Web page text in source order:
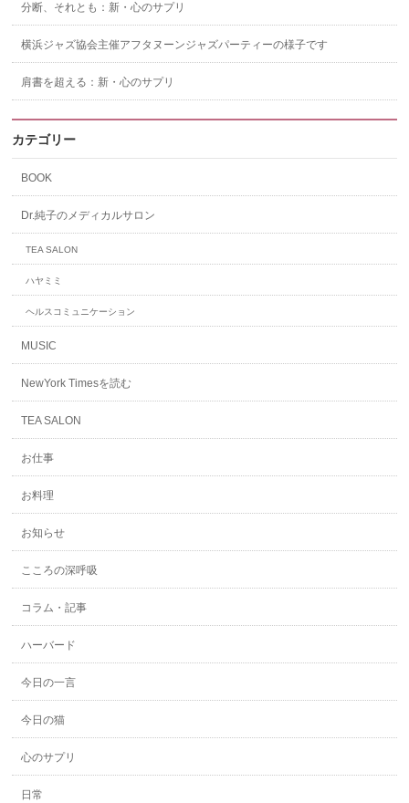
分断、それとも：新・心のサプリ
横浜ジャズ協会主催アフタヌーンジャズパーティーの様子です
肩書を超える：新・心のサプリ
カテゴリー
BOOK
Dr.純子のメディカルサロン
TEA SALON
ハヤミミ
ヘルスコミュニケーション
MUSIC
NewYork Timesを読む
TEA SALON
お仕事
お料理
お知らせ
こころの深呼吸
コラム・記事
ハーバード
今日の一言
今日の猫
心のサプリ
日常